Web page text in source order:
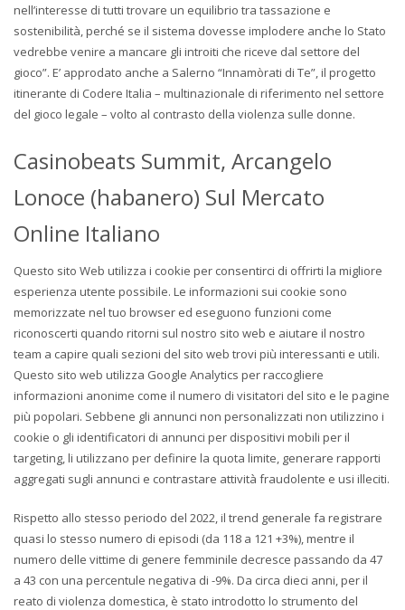
nell’interesse di tutti trovare un equilibrio tra tassazione e
sostenibilità, perché se il sistema dovesse implodere anche lo Stato
vedrebbe venire a mancare gli introiti che riceve dal settore del
gioco”. E’ approdato anche a Salerno “Innamòrati di Te”, il progetto
itinerante di Codere Italia – multinazionale di riferimento nel settore
del gioco legale – volto al contrasto della violenza sulle donne.
Casinobeats Summit, Arcangelo
Lonoce (habanero) Sul Mercato
Online Italiano
Questo sito Web utilizza i cookie per consentirci di offrirti la migliore
esperienza utente possibile. Le informazioni sui cookie sono
memorizzate nel tuo browser ed eseguono funzioni come
riconoscerti quando ritorni sul nostro sito web e aiutare il nostro
team a capire quali sezioni del sito web trovi più interessanti e utili.
Questo sito web utilizza Google Analytics per raccogliere
informazioni anonime come il numero di visitatori del sito e le pagine
più popolari. Sebbene gli annunci non personalizzati non utilizzino i
cookie o gli identificatori di annunci per dispositivi mobili per il
targeting, li utilizzano per definire la quota limite, generare rapporti
aggregati sugli annunci e contrastare attività fraudolente e usi illeciti.
Rispetto allo stesso periodo del 2022, il trend generale fa registrare
quasi lo stesso numero di episodi (da 118 a 121 +3%), mentre il
numero delle vittime di genere femminile decresce passando da 47
a 43 con una percentule negativa di -9%. Da circa dieci anni, per il
reato di violenza domestica, è stato introdotto lo strumento del